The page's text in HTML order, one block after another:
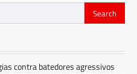
contra batedores agressivos